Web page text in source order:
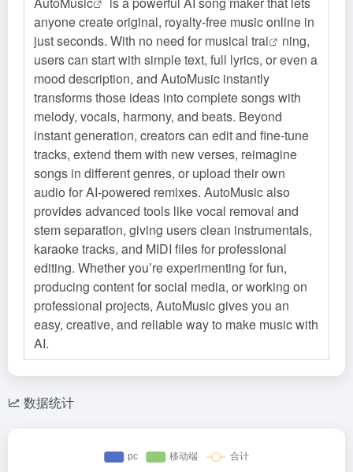
anyone create original, royalty-free music online in
just seconds. With no need for musical trai
ning,
users can start with simple text, full lyrics, or even a
mood description, and AutoMusic instantly
transforms those ideas into complete songs with
melody, vocals, harmony, and beats. Beyond
instant generation, creators can edit and fine-tune
tracks, extend them with new verses, reimagine
songs in different genres, or upload their own
audio for AI-powered remixes. AutoMusic also
provides advanced tools like vocal removal and
stem separation, giving users clean instrumentals,
karaoke tracks, and MIDI files for professional
editing. Whether you’re experimenting for fun,
producing content for social media, or working on
professional projects, AutoMusic gives you an
easy, creative, and reliable way to make music with
AI.
数据统计